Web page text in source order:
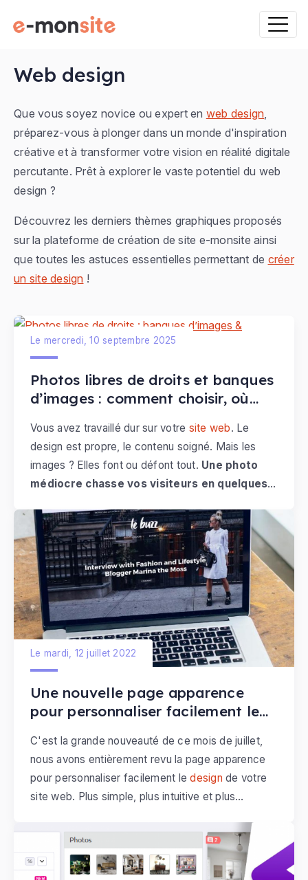
Web design
Que vous soyez novice ou expert en web design
préparez-vous à plonger dans un monde d'inspiration
créative et à transformer votre vision en réalité digitale
percutante. Prêt à explorer le vaste potentiel du web
design ?
Découvrez les derniers thèmes graphiques proposés
sur la plateforme de création de site e-monsite ainsi
que toutes les astuces essentielles permettant de créer
un site design !
Photos libres de droits et banques
d’images : comment choisir, où
sur votre site
Le mercredi, 10 septembre 2025
Vous avez travaillé dur sur votre site web. Le
design est propre, le contenu soigné. Mais les
images ? Elles font ou défont tout. Une photo
médiocre chasse vos visiteurs en quelques
les convainc d'agir.
Une nouvelle page apparence
pour personnaliser facilement le
Le mardi, 12 juillet 2022
C'est la grande nouveauté de ce mois de juillet,
nous avons entièrement revu la page apparence
pour personnaliser facilement ledesign de votre
site web. Plus simple, plus intuitive et plus
l'apparence de votre site Internet.